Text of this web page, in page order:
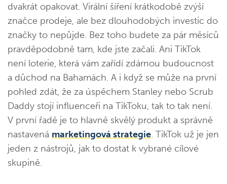
dvakrát opakovat. Virální šíření krátkodobě zvýší
značce prodeje, ale bez dlouhodobých investic do
značky to nepůjde. Bez toho budete za pár měsíců
pravděpodobně tam, kde jste začali. Ani TikTok
není loterie, která vám zařídí zdárnou budoucnost
a důchod na Bahamách. A i když se může na první
pohled zdát, že za úspěchem Stanley nebo Scrub
Daddy stojí influenceři na TikToku, tak to tak není.
V první řadě je to hlavně skvělý produkt a správně
nastavená marketingová strategie. TikTok už je jen
jeden z nástrojů, jak to dostat k vybrané cílové
skupině.